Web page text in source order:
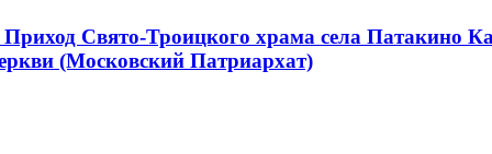
Свято-Троицкого храма села Патакино
(Московский Патриархат)